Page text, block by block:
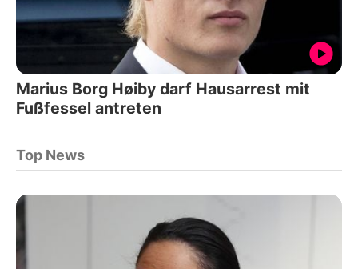
Marius Borg Høiby darf Hausarrest mit
Fußfessel antreten
Top News